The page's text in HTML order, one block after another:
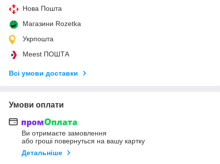
Нова Пошта
Магазини Rozetka
Укрпошта
Meest ПОШТА
Всі умови доставки
Умови оплати
Ви отримаєте замовлення
або гроші повернуться на вашу картку
Детальніше